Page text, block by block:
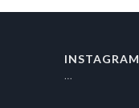
INSTAGRAM
…